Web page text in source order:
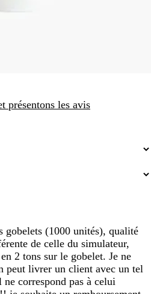
présentons les avis
gobelets (1000 unités), qualité
de celle du simulateur,
2 tons sur le gobelet. Je ne
peut livrer un client avec un tel
correspond pas à celui